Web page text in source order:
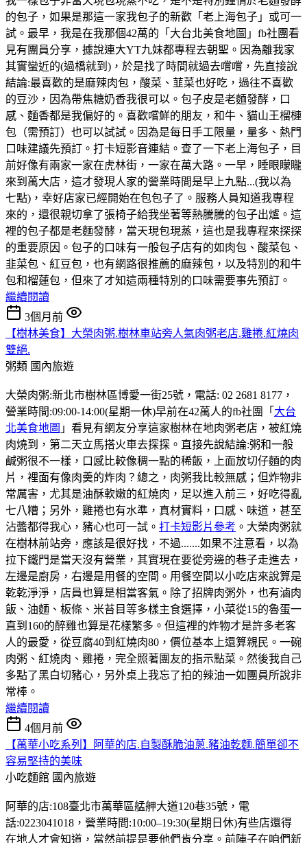
的包子，如果是那這一家我包子的新歡「老上海包子」或可一
試。最早，我是在我那個42萬的「大台北美食地圖」fb社團看
見有團員分享，據說連大YT九妹都專程去朝聖。因為離我家
其實蠻近的(過橋就到)，於是找了時間就過去嚐嚐，先直接說
結論:最喜歡的是麻辣肉包，酸菜、韮菜也好吃，過往不喜歡
的豆沙，因為帶焦糖奶香我很可以。包子皮是老麵發酵，口
感、麵香都是我偏好的。喜歡嚐鮮的朋友，和牛、貓山王榴槤
包（需預訂）也可以試試。因為是每日手工限量，量多、熱門
口味建議先預訂。打卡短影音連結。查了一下老上海包子，目
前好像有兩家一家在虎林街，一家在萬大路。一早，睡眼矇矓
來到萬大店，這才發現人家的營業時間是早上九點...(我以為
七點)，幸好店家已經開始在包包子了。服務人員知道我專程
來的，還很親切拿了張椅子給我坐著等熱騰騰的包子出爐。這
裡的包子都是老麵發酵，當天現包現蒸，這也是我專程來探探
的重要原因。包子的口味有一般包子店有的如肉包、酸菜包、
韭菜包、紅豆包，也有網路很推薦的麻辣包，以及特別的和牛
包和榴蓮包，但來了才知這兩種特別的口味需要事先預訂。
繼續閱讀
3個月前
【樹林美食】大榮肉粥.樹林車站旁人氣肉粥老店.雞捲.紅燒肉
雙絕.
粥類 國內旅遊
大榮肉粥:新北市樹林區博愛一街25號，電話: 02 2681 8177，
營業時間:09:00-14:00(星期一休)早前在42萬人的fb社團「 大台
北美食地圖 」看見有網友分享這家樹林在地肉粥老店，被紅燒
肉燒到，第二天立馬搭火車去探探。直接先說結論:粥和一般
鹹粥很不一樣，口感比較像稠一點的稀飯，上面放切仔麵的肉
片，裡面有像肉羮的炸肉？總之，肉粥我比較無感；但炸物非
常厲害，尤其是油酥軟嫩的紅燒肉，足以進入前三，好吃得亂
七八糟；另外，雞捲也有水準，真材實料，口感、味道，甚至
沾醬都得我心，豬心也可一試。 打卡短影片參考 。大榮肉粥就
在樹林前站旁，應該是很好找，不過.......如果不注意看，以為
拉下鐵門是當天沒有營業，其實現在要從旁邊的巷子走進去，
左邊是廚房，右邊是用餐的空間。用餐空間以小吃店來說算是
乾乾淨淨，店員也算是相當客氣。除了招牌肉粥外，也有滷肉
飯、油麵、板條、米苔目等多樣主食選擇，小菜從15的魯蛋一
直到160的醉雞也算是花樣繁多。但這裡的炸物才是許多老客
人的最愛，從豆腐40到紅燒肉80，價位基本上還算親民。一碗
肉粥、紅燒肉、雞捲，完全照著團友的指示點菜。然後我自己
多點了黑白切豬心，另外桌上我忘了拍的辣油一如團員所說非
常棒。
繼續閱讀
4個月前
【萬華小吃系列】阿華的店.自製酥脆油蔥.豬油乾麵.簡單卻不
容易堅持的美味
小吃麵館 國內旅遊
阿華的店:108臺北市萬華區艋舺大道120巷35號，電
話:0223041018，營業時間:10:00–19:30(星期日休)有些店還得
在地人才會知道，當然前提是要他們肯分享。前陣子在咱們新